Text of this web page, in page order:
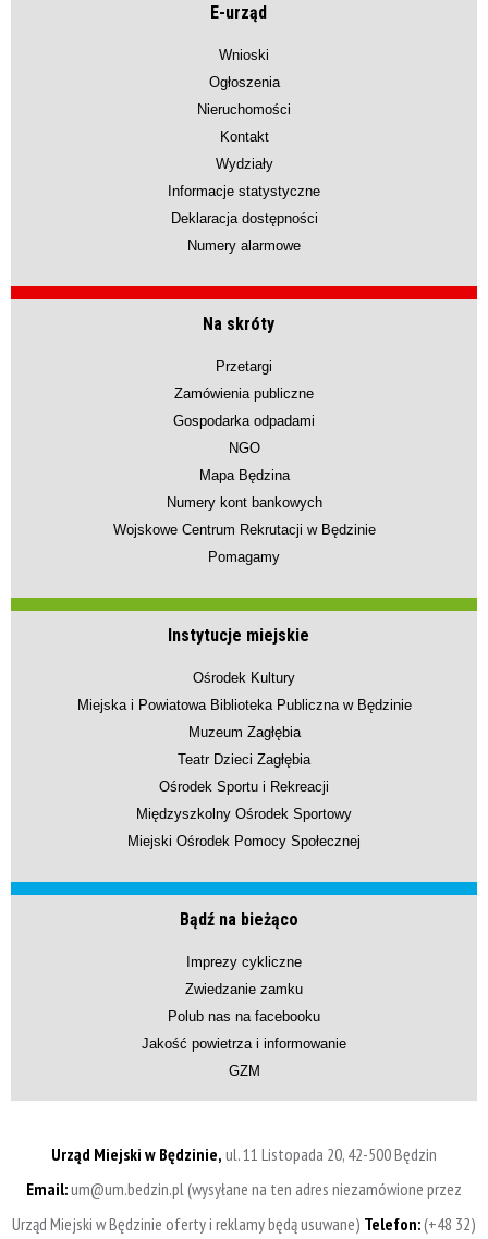
E-urząd
Wnioski
Ogłoszenia
Nieruchomości
Kontakt
Wydziały
Informacje statystyczne
Deklaracja dostępności
Numery alarmowe
Na skróty
Przetargi
Zamówienia publiczne
Gospodarka odpadami
NGO
Mapa Będzina
Numery kont bankowych
Wojskowe Centrum Rekrutacji w Będzinie
Pomagamy
Instytucje miejskie
Ośrodek Kultury
Miejska i Powiatowa Biblioteka Publiczna w Będzinie
Muzeum Zagłębia
Teatr Dzieci Zagłębia
Ośrodek Sportu i Rekreacji
Międzyszkolny Ośrodek Sportowy
Miejski Ośrodek Pomocy Społecznej
Bądź na bieżąco
Imprezy cykliczne
Zwiedzanie zamku
Polub nas na facebooku
Jakość powietrza i informowanie
GZM
Urząd Miejski w Będzinie, ul. 11 Listopada 20, 42-500 Będzin
Email:um@um.bedzin.pl (wysyłane na ten adres niezamówione przez
Urząd Miejski w Będzinie oferty i reklamy będą usuwane) Telefon:(+48 32)